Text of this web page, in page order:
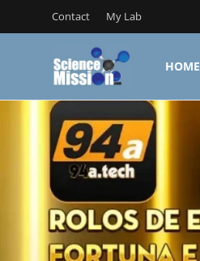
Contact My Lab
HOME
Login
My Lab